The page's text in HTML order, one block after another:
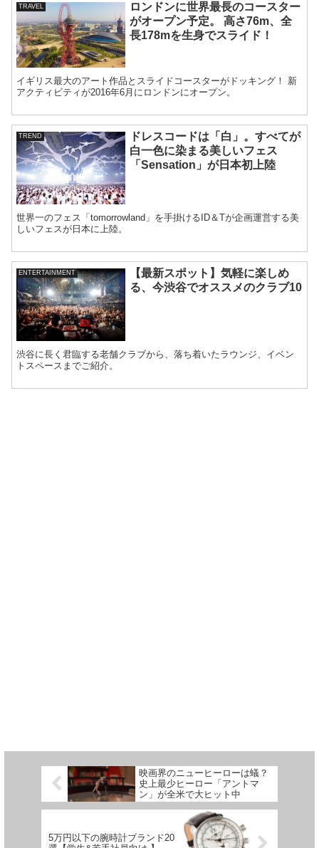
TRAVEL
ロンドンに世界最長のコースター
がオープン予定。 高さ76m、全
長178mを生身でスライド！
イギリス最大のアート作品とスライドコースターがドッキング！ 新
アクティビティが2016年6月にロンドンにオープン。
TREND
ドレスコードは「白」。すべてが
白一色に染まる美しいフェス
「Sensation」が日本初上陸
世界一のフェス「tomorrowland」を手掛けるID＆Tが企画運営する美
しいフェスが日本に上陸。
ENTERTAINMENT
【最新スポット】気軽に楽しめ
る、今渋谷でオススメのクラブ10
渋谷に長く君臨する老舗クラブから、落ち着いたラウンジ、イベン
トスペースまでご紹介。
映画界のニューヒーローは蟻？
史上最少ヒーロー「アントマ
ン」が全米で大ヒット中
5万円以下の腕時計ブランド20